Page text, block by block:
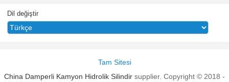
Dil değiştir
Tam Sitesi
China Damperli Kamyon Hidrolik Silindir supplier. Copyright © 2018 -